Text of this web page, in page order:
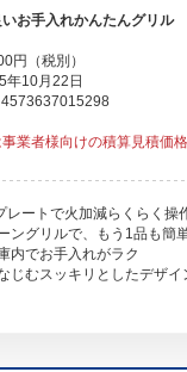
お手入れかんたんグリル
円（税別）
年10月22日
業者様向けの積算見積価
レートで火加減らくらく操
ングリルで、もう1品も簡
内でお手入れがラク
じむスッキリとしたデザイ